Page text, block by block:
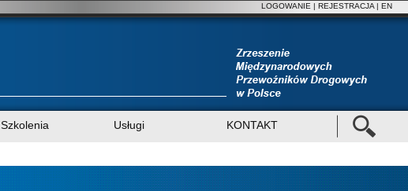
LOGOWANIE | REJESTRACJA | EN
Szkolenia Usługi KONTAKT